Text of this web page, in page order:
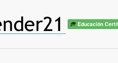
Educación